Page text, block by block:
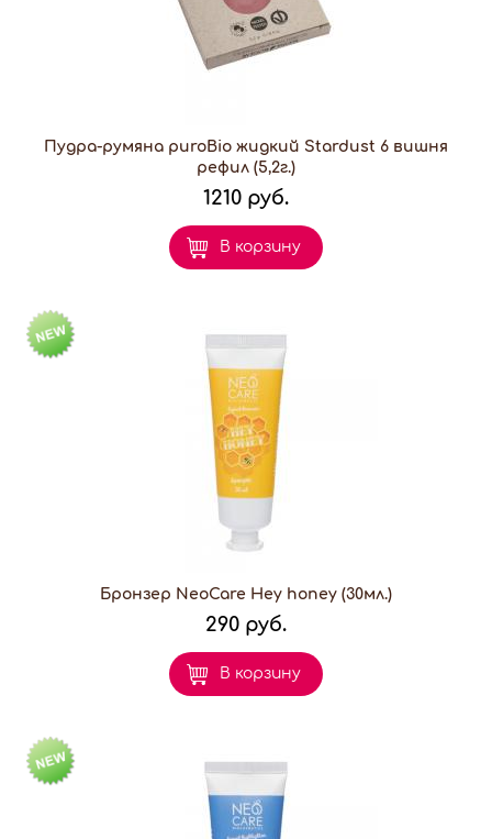
Пудра-румяна puroBio жидкий Stardust 6 вишня
рефил (5,2г.)
1210 руб.
В корзину
Бронзер NeoCare Hey honey (30мл.)
290 руб.
В корзину